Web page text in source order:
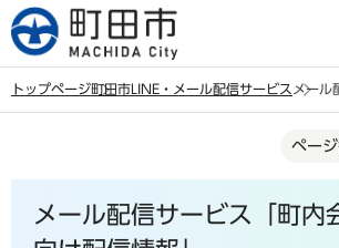
こ
の
トップページ町田市LINE・メール配信サービス メール
ペー
メール配信サービス「町内